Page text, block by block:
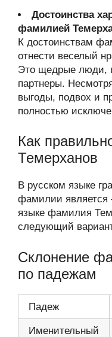
Достоинства
фамилией
К достоинствам
отнести веселый
Это щедрые люди,
партнеры.
выгоды, подвох и
полностью
Как
Темерханов
В русском языке
фамилии является
языке фамилия
следующий
Склонение
по падежам
Падеж
Именительный